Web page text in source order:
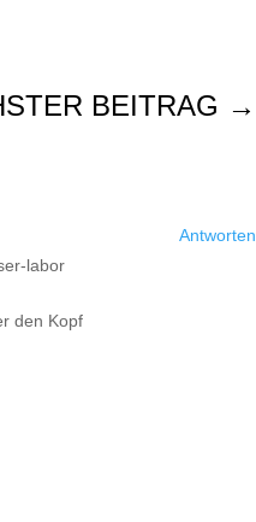
BEITRAG →
labor
den Kopf
Antworten